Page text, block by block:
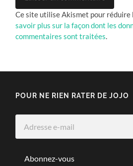
Ce site utilise Akismet pour réduire
savoir plus sur la façon dont les
commentaires sont traitées
POUR NE RIEN RATER DE JOJO
Abonnez-vous